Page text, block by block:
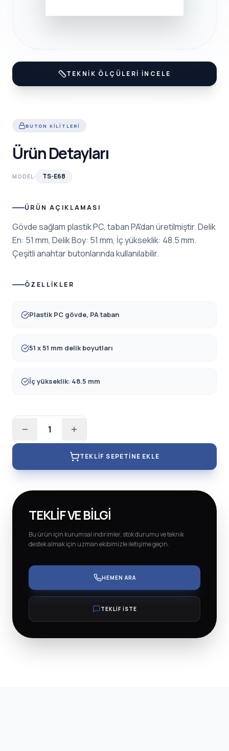
TEKNIK ÖLÇÜLERI İNCELE
BUTON KILITLERI
Ürün Detayları
MODEL: TS-E68
ÜRÜN AÇIKLAMASI
Gövde sağlam plastik PC, taban PA'dan üretilmiştir. Delik
En: 51 mm, Delik Boy: 51 mm, İç yükseklik: 48.5 mm.
Çeşitli anahtar butonlarında kullanılabilir.
ÖZELLIKLER
Plastik PC gövde, PA taban
51 x 51 mm delik boyutları
İç yükseklik: 48.5 mm
1
TEKLIF SEPETINE EKLE
TEKLIF VE BILGI
Bu ürün için kurumsal indirimler, stok durumu ve teknik
destek almak için uzman ekibimizle iletişime geçin.
HEMEN ARA
TEKLİF İSTE